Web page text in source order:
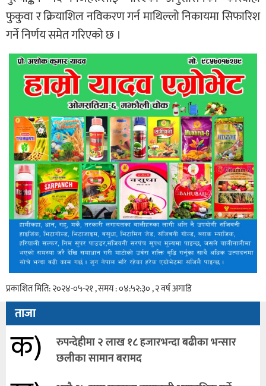
फुकुवा र क्रियाशिल नविकरण गर्न माथिल्लो निकायमा सिफारिश
गर्ने निर्णय समेत गरिएको छ ।
प्रकाशित मिति: २०२४-०५-२१ , समय : ०४:५२:३० , २ वर्ष अगाडि
ताजा
क)
रुपन्देहीमा २ लाख १८ हजारभन्दा बढीका भन्सार
छलीका सामान बरामद